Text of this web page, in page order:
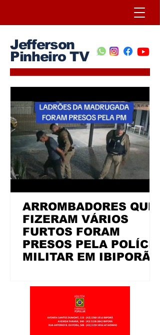
ARROMBADORES QUE
FIZERAM VÁRIOS
FURTOS FORAM
PRESOS PELA POLÍCIA
MILITAR EM IBIPORÃ
Jefferson
Pinheiro TV